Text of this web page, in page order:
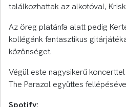
találkozhattak az alkotóval,
Az öreg platánfa alatt pedig
kollégánk fantasztikus
közönséget.
Végül este nagysikerű
The Parazol együttes
Spotify: